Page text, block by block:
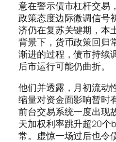
意在警示债市杠杆交易
政策态度边际微调信号
济仍在复苏关键期，本
背景下，货币政策回归
渐进的过程，债市持续
后市运行可能仍曲折。
他们并透露，月初流动
缩量对资金面影响暂时
前台交易系统一度出现
天加权利率跳升超20个
常。虚惊一场过后也令